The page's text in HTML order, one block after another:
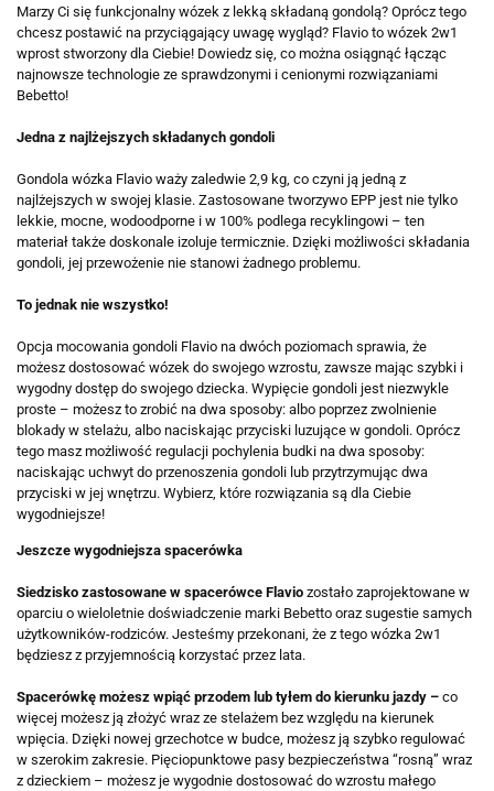
Marzy Ci się funkcjonalny wózek z lekką składaną gondolą? Oprócz tego
chcesz postawić na przyciągający uwagę wygląd? Flavio to wózek 2w1
wprost stworzony dla Ciebie! Dowiedz się, co można osiągnąć łącząc
najnowsze technologie ze sprawdzonymi i cenionymi rozwiązaniami
Bebetto!
Jedna z najlżejszych składanych gondoli
Gondola wózka Flavio waży zaledwie 2,9 kg, co czyni ją jedną z
najlżejszych w swojej klasie. Zastosowane tworzywo EPP jest nie tylko
lekkie, mocne, wodoodporne i w 100% podlega recyklingowi – ten
materiał także doskonale izoluje termicznie. Dzięki możliwości składania
gondoli, jej przewożenie nie stanowi żadnego problemu.
To jednak nie wszystko!
Opcja mocowania gondoli Flavio na dwóch poziomach sprawia, że
możesz dostosować wózek do swojego wzrostu, zawsze mając szybki i
wygodny dostęp do swojego dziecka. Wypięcie gondoli jest niezwykle
proste – możesz to zrobić na dwa sposoby: albo poprzez zwolnienie
blokady w stelażu, albo naciskając przyciski luzujące w gondoli. Oprócz
tego masz możliwość regulacji pochylenia budki na dwa sposoby:
naciskając uchwyt do przenoszenia gondoli lub przytrzymując dwa
przyciski w jej wnętrzu. Wybierz, które rozwiązania są dla Ciebie
wygodniejsze!
Jeszcze wygodniejsza spacerówka
Siedzisko zastosowane w spacerówce Flavio zostało zaprojektowane w
oparciu o wieloletnie doświadczenie marki Bebetto oraz sugestie samych
użytkowników-rodziców. Jesteśmy przekonani, że z tego wózka 2w1
będziesz z przyjemnością korzystać przez lata.
Spacerówkę możesz wpiąć przodem lub tyłem do kierunku jazdy – co
więcej możesz ją złożyć wraz ze stelażem bez względu na kierunek
wpięcia. Dzięki nowej grzechotce w budce, możesz ją szybko regulować
w szerokim zakresie. Pięciopunktowe pasy bezpieczeństwa “rosną” wraz
z dzieckiem – możesz je wygodnie dostosować do wzrostu małego